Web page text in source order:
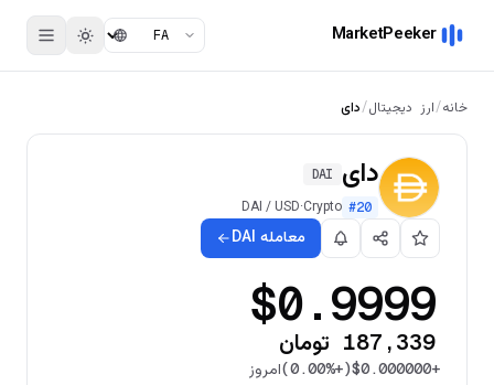
MarketPeeker
خانه/ارز دیجیتال/دای
دای
DAI
#20
Crypto
·
DAI / USD
معامله DAI
$0.9999
187,339 تومان
+
$0.000000
(
+0.00%
)امروز